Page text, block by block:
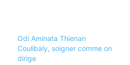
Odi Aminata Thienan
Coulibaly, soigner comme on
dirige